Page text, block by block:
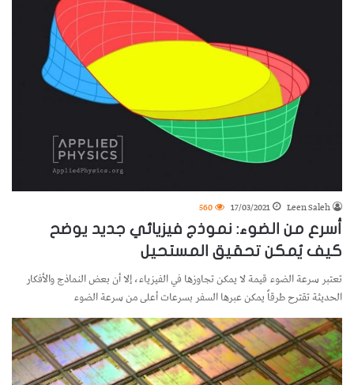
Leen Saleh
17/03/2021
560
أسرع من الضوء: نموذج فيزيائي جديد يوضح
كيف يُمكن تحقيق المستحيل
تعتبر سرعة الضوء قيمة لا يمكن تجاوزها في الفيزياء، إلا أن بعض النماذج والأفكار
الحديثة تقترح طرقاً يمكن عبرها السفر بسرعات أعلى من سرعة الضوء